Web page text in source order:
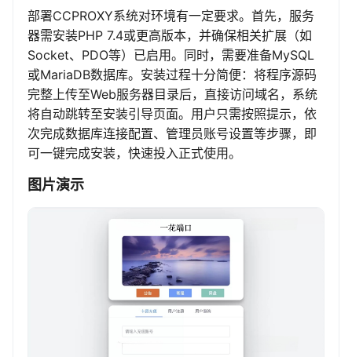
部署CCPROXY系统对环境有一定要求。首先，服务
器需安装PHP 7.4或更高版本，并确保相关扩展（如
Socket、PDO等）已启用。同时，需要准备MySQL
或MariaDB数据库。安装过程十分简便：将程序源码
完整上传至Web服务器目录后，直接访问域名，系统
将自动跳转至安装引导页面。用户只需按照提示，依
次完成数据库连接配置、管理员账号设置等步骤，即
可一键完成安装，快速投入正式使用。
图片演示